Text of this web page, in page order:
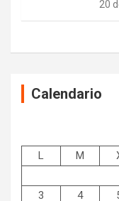
20
Calendario
L M
3
4